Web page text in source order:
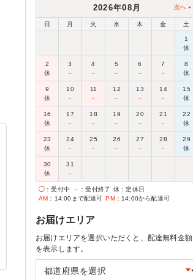
2026年08月 次へ
日 月 火 水 木 金 土
1
休
2
休
3
－
4
－
5
－
6
－
7
－
8
休
9
休
10
－
11
－
12
－
13
－
14
－
15
休
16
休
17
－
18
－
19
－
20
－
21
－
22
休
23
休
24
－
25
－
26
－
27
－
28
－
29
休
30
休
31
－
◯ ：受付中 － ：受付終了 休 ：定休日
AM ：14:00まで配達可 PM：14:00から配達可
お届けエリア
お届けエリアを選択いただくと、配達無料金額
を表示します。